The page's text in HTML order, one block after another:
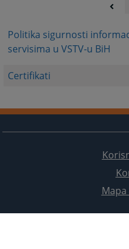
Politika sigurnosti
servisima u VSTV-u BiH
Certifikati